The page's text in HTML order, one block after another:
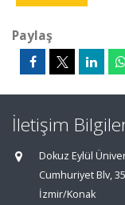
Paylaş
İletişim
Dokuz Eylül
Cumhuriyet Blv,
İzmir/Konak